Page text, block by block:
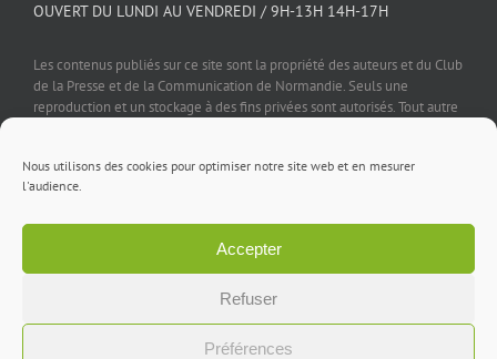
Nous utilisons des cookies pour optimiser notre site web et en mesurer
l'audience.
Accepter
Refuser
Préférences
OUVERT DU LUNDI AU VENDREDI / 9H-13H 14H-17H
Les contenus publiés sur ce site sont la propriété des auteurs et du Club
de la Presse et de la Communication de Normandie. Seuls une
reproduction et un stockage à des fins privées sont autorisés. Tout autre
Facebook
X LinkedIn
Rss